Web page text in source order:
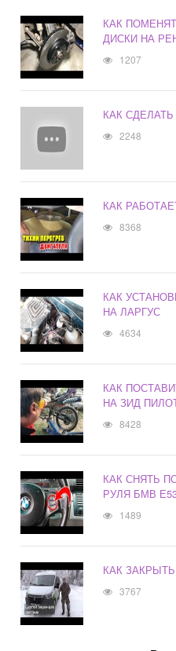
КАК
ДИСКИ НА
1207
КАК
2248
КАК
8368
КАК
НА ЛАРГУС
4634
КАК
НА ЗИД
8428
КАК СНЯТЬ
РУЛЯ БМВ
1489
КАК
3767